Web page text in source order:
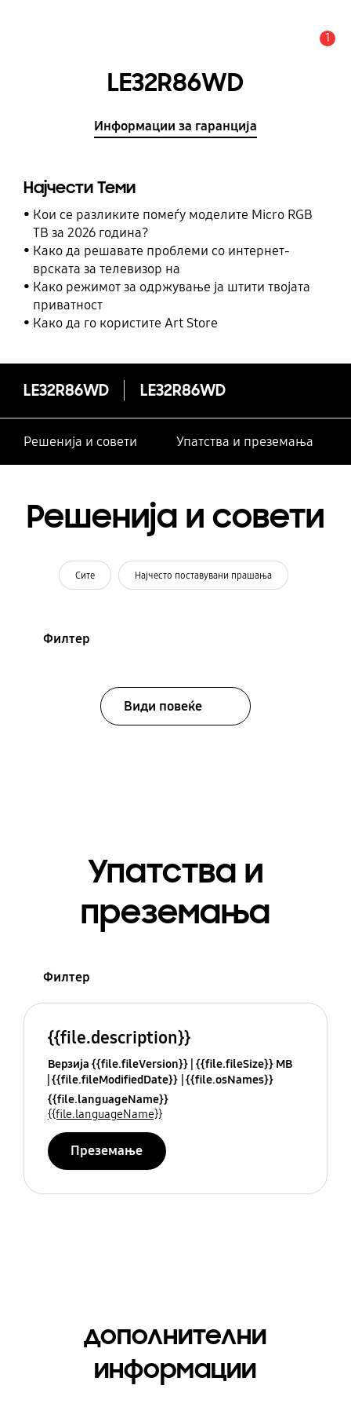
1
LE32R86WD
Информации за гаранција
Најчести Теми
Кои се разликите помеѓу моделите Micro RGB
ТВ за 2026 година?
Како да решавате проблеми со интернет-
врската за телевизор на
Како режимот за одржување ја штити твојата
приватност
Како да го користите Art Store
LE32R86WD LE32R86WD
Решенија и совети Упатства и преземања
Решенија и совети
Сите Најчесто поставувани прашања
Филтер
Види повеќе
Упатства и
преземања
Филтер
{{file.description}}
Верзија {{file.fileVersion}} {{file.fileSize}} MB
{{file.fileModifiedDate}} {{file.osNames}}
{{file.languageName}}
{{file.languageName}}
Преземање
дополнителни
информации